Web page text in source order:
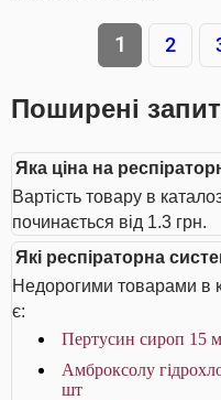
1 2
Поширені
Яка ціна на
Вартість товару в
починається від 1.3 грн.
Які респіраторна
Недорогими товарами в
є:
Пертусин сироп 15
Амброксолу
шт